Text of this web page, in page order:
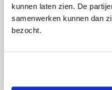
kunnen laten zien. De
samenwerken kunnen dan
bezocht.Back-ups
Ja, iCloud
Drive